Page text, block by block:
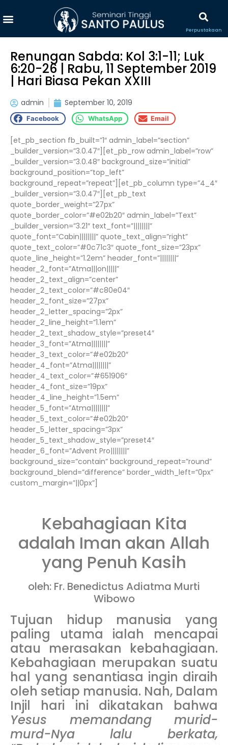
Perpustakaan
Renungan Sabda: Kol 3:1-11; Luk
6:20-26 | Rabu, 11 September 2019
| Hari Biasa Pekan XXIII
admin September 10, 2019
Facebook WhatsApp Email
[et_pb_section fb_built=”1″ admin_label=”section”
_builder_version=”3.0.47″][et_pb_row admin_label=”row”
_builder_version=”3.0.48″ background_size=”initial”
background_position=”top_left”
background_repeat=”repeat”][et_pb_column type=”4_4″
_builder_version=”3.0.47″][et_pb_text
quote_border_weight=”27px”
quote_border_color=”#e02b20″ admin_label=”Text”
_builder_version=”3.21″ text_font=”||||||||”
quote_font=”Cabin||||||||” quote_text_align=”right”
quote_text_color=”#0c71c3″ quote_font_size=”23px”
quote_line_height=”1.2em” header_font=”||||||||”
header_2_font=”Atma|||on|||||”
header_2_text_align=”center”
header_2_text_color=”#c80e04″
header_2_font_size=”27px”
header_2_letter_spacing=”2px”
header_2_line_height=”1.1em”
header_2_text_shadow_style=”preset4″
header_3_font=”Atma||||||||”
header_3_text_color=”#e02b20″
header_4_font=”Atma||||||||”
header_4_text_color=”#651906″
header_4_font_size=”19px”
header_4_line_height=”1.5em”
header_5_font=”Atma||||||||”
header_5_text_color=”#e02b20″
header_5_letter_spacing=”3px”
header_5_text_shadow_style=”preset4″
header_6_font=”Advent Pro||||||||”
background_size=”contain” background_repeat=”round”
background_blend=”difference” border_width_left=”0px”
custom_margin=”||0px”]
Kebahagiaan Kita
adalah Iman akan Allah
yang Penuh Kasih
oleh: Fr. Benedictus Adiatma Murti
Wibowo
Tujuan hidup manusia yang
paling utama ialah mencapai
atau merasakan kebahagiaan.
Kebahagiaan merupakan suatu
hal yang senantiasa ingin diraih
oleh setiap manusia. Nah, Dalam
Injil hari ini dikatakan bahwa
Yesus memandang murid-
murd-Nya lalu berkata,